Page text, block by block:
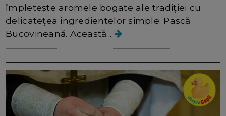
împletește aromele bogate ale tradiției cu
delicatețea ingredientelor simple: Pască
Bucovineană. Această...